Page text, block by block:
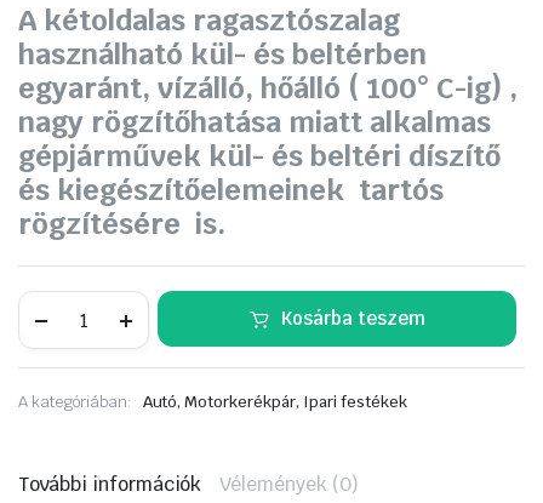
A kétoldalas ragasztószalag
használható kül- és beltérben
egyaránt, vízálló, hőálló ( 100° C-ig) ,
nagy rögzítőhatása miatt alkalmas
gépjárművek kül- és beltéri díszítő
és kiegészítőelemeinek tartós
rögzítésére is.
kétoldalú
habszalag
mennyiség
Kosárba teszem
A kategóriában: Autó, Motorkerékpár, Ipari festékek
További információk Vélemények (0)